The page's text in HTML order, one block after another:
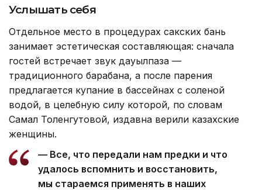
Услышать себя
Отдельное место в процедурах сакских бань
занимает эстетическая составляющая: сначала
гостей встречает звук дауылпаза —
традиционного барабана, а после парения
предлагается купание в бассейнах с соленой
водой, в целебную силу которой, по словам
Самал Толенгутовой, издавна верили казахские
женщины.
— Все, что передали нам предки и что
удалось вспомнить и восстановить,
мы стараемся применять в наших